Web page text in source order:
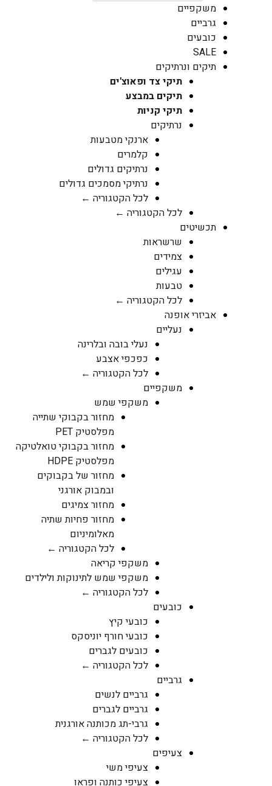
משקפיים
גרביים
כובעים
SALE
תיקים ונרתיקים
תיקי צד ופאוצ'ים
תיקים במבצע
תיקי קניות
נרתיקים
ארנקי מטבעות
קלמרים
נרתיקים גדולים
נרתיקי מסמכים גדולים
לכל הקטגוריה ←
לכל הקטגוריה ←
תכשיטים
שרשראות
צמידים
עגילים
טבעות
לכל הקטגוריה ←
אביזרי אופנה
נעליים
נעלי בובה ובלרינה
כפכפי אצבע
לכל הקטגוריה ←
משקפיים
משקפי שמש
מחזור בקבוקי שתייה
מפלסטיק PET
מחזור בקבוקי טואלטיקה
מפלסטיק HDPE
מחזור של בקבוקים
ובמבוק אורגני
מחזור צמיגים
מחזור פחיות שתיה
מאלומיניום
לכל הקטגוריה ←
משקפי קריאה
משקפי שמש לתינוקות ולילדים
לכל הקטגוריה ←
כובעים
כובעי קיץ
כובעי חורף יוניסקס
כובעים לגברים
לכל הקטגוריה ←
גרביים
גרביים לנשים
גרביים לגברים
גרבי-תג מכותנה אורגנית
לכל הקטגוריה ←
צעיפים
צעיפי משי
צעיפי כותנה ופראו